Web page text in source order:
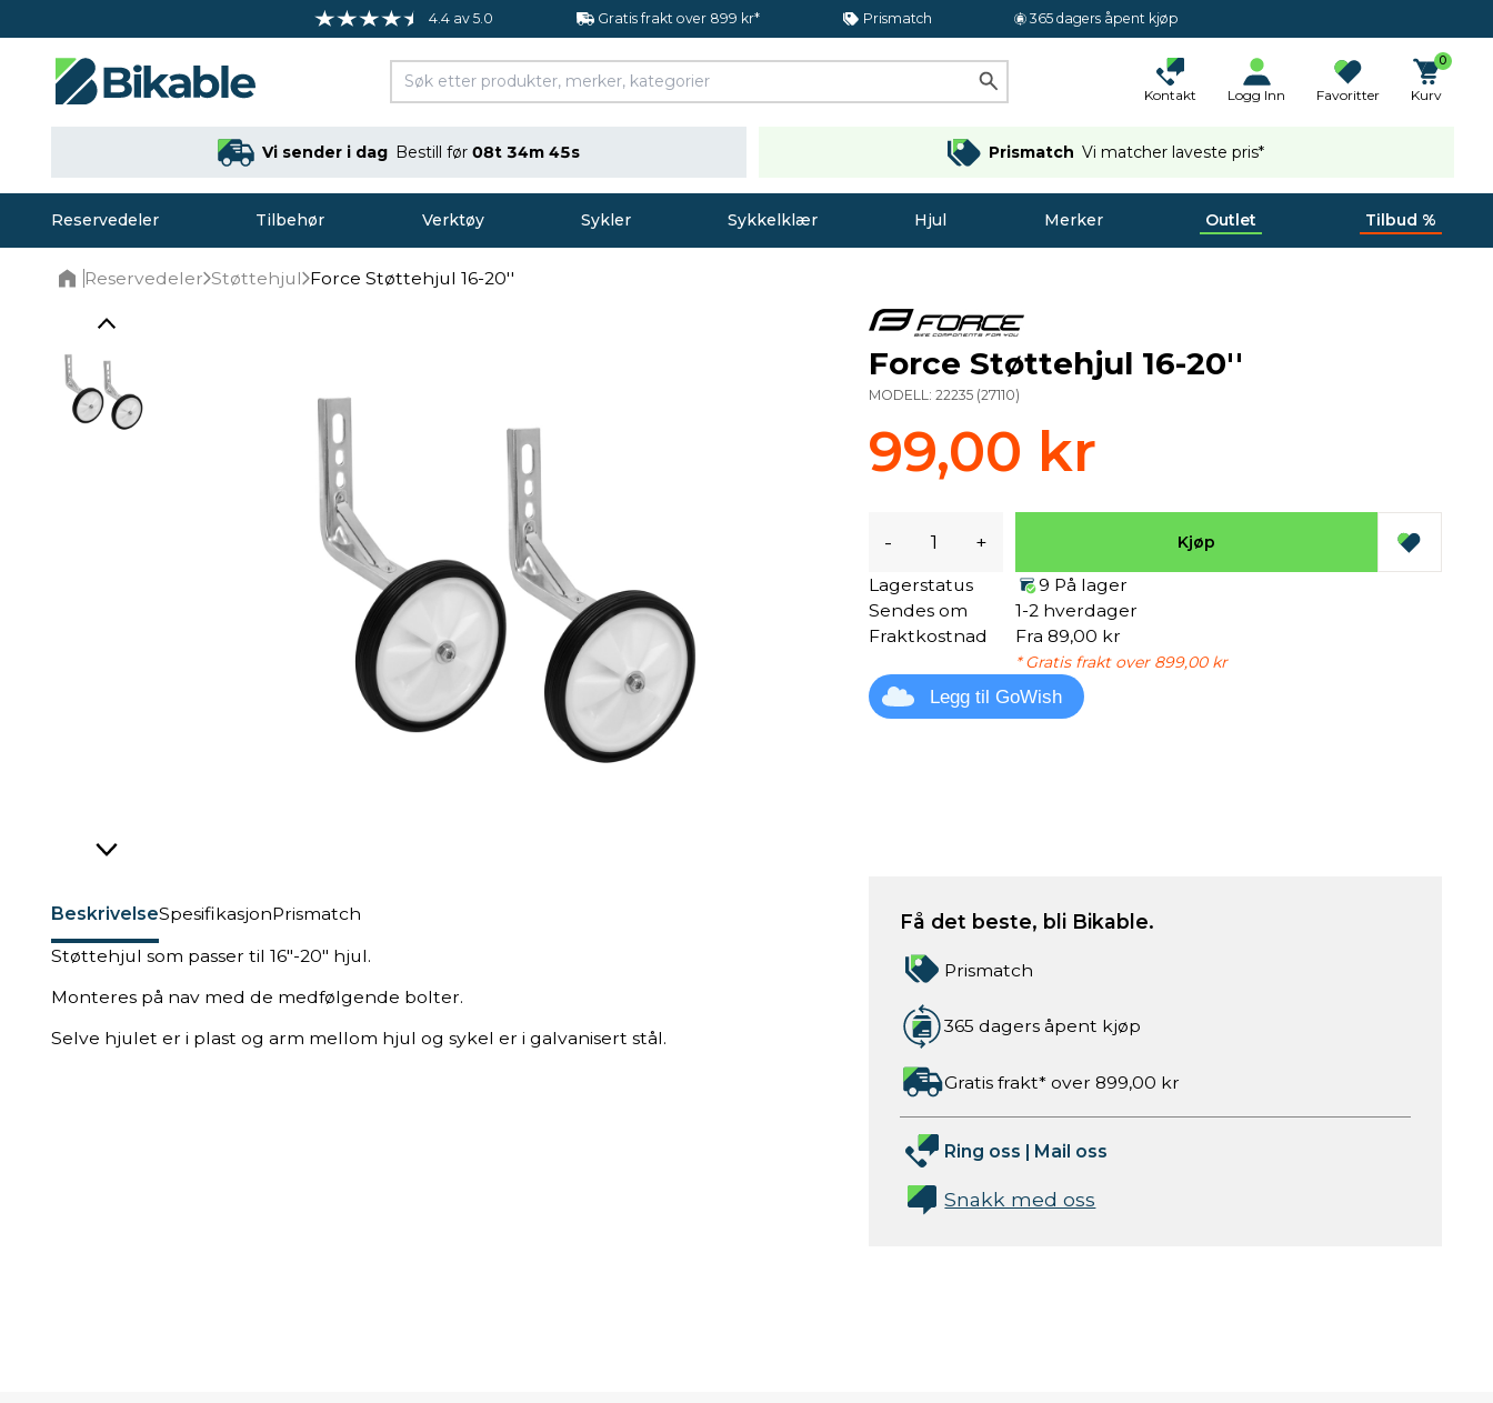
4.4 av 5.0 Gratis frakt over 899 kr* Prismatch 365 dagers åpent kjøp
Kontakt Logg Inn Favoritter
0
Kurv
Vi sender i dag Bestill før 08t 34m 44s Prismatch Vi matcher laveste pris*
Reservedeler Tilbehør Verktøy Sykler Sykkelklær Hjul Merker Outlet Tilbud %
Reservedeler Støttehjul Force Støttehjul 16-20''
BeskrivelseSpesifikasjonPrismatch
Støttehjul som passer til 16"-20" hjul.
Monteres på nav med de medfølgende bolter.
Selve hjulet er i plast og arm mellom hjul og sykel er i galvanisert stål.
Force Støttehjul 16-20''
MODELL:22235 (27110)
99,00 kr
- + Kjøp
Lagerstatus
9 På lager
Sendes om
1-2 hverdager
Fraktkostnad
Fra 89,00 kr
* Gratis frakt over 899,00 kr
Legg til GoWish
Få det beste, bli Bikable.
Prismatch
365 dagers åpent kjøp
Gratis frakt* over 899,00 kr
Ring oss | Mail oss
Snakk med oss